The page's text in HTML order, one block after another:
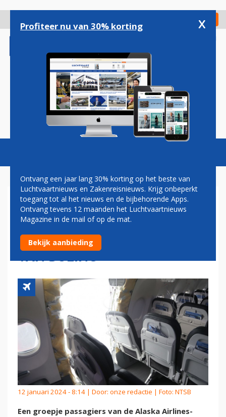
gaan
Check in
Magazine Podcasts Vacatures
GETRAUMATISEERDE
PASSAGIERS ALASKA
AIRLINES WILLEN GELD ZIEN
VAN BOEING
12 januari 2024 - 8:14 | Door: onze redactie | Foto: NTSB
Een groepje passagiers van de Alaska Airlines-
Profiteer nu van 30% korting x
Ontvang een jaar lang 30% korting op het beste van
Luchtvaartnieuws en Zakenreisnieuws. Krijg onbeperkt
toegang tot al het nieuws en de bijbehorende Apps.
Ontvang tevens 12 maanden het Luchtvaartnieuws
Magazine in de mail of op de mat.
Bekijk aanbieding